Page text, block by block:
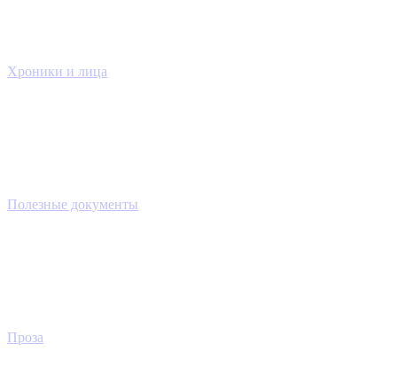
Хроники и лица
Полезные документы
Проза